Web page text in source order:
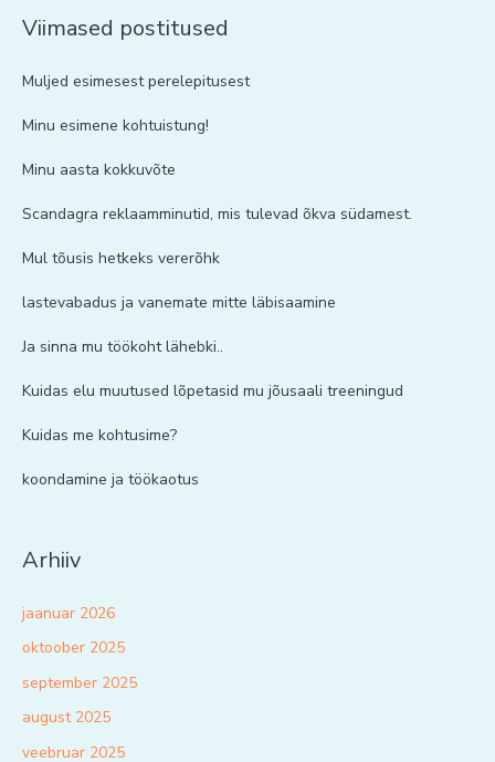
Viimased postitused
Muljed esimesest perelepitusest
Minu esimene kohtuistung!
Minu aasta kokkuvõte
Scandagra reklaamminutid, mis tulevad õkva südamest.
Mul tõusis hetkeks vererõhk
lastevabadus ja vanemate mitte läbisaamine
Ja sinna mu töökoht lähebki..
Kuidas elu muutused lõpetasid mu jõusaali treeningud
Kuidas me kohtusime?
koondamine ja töökaotus
Arhiiv
jaanuar 2026
oktoober 2025
september 2025
august 2025
veebruar 2025